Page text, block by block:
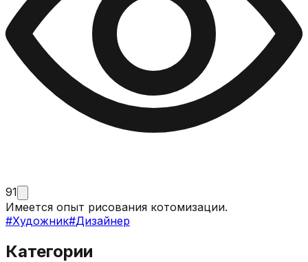
91
Имеется опыт рисования котомизации.
#Художник#Дизайнер
Категории